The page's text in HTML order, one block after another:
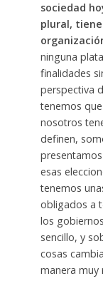
sociedad
plural,
ninguna
finalidades
perspectiva
tenemos
nosotros
definen,
esas
tenemos
obligados a
los
sencillo, y
cosas
manera muy